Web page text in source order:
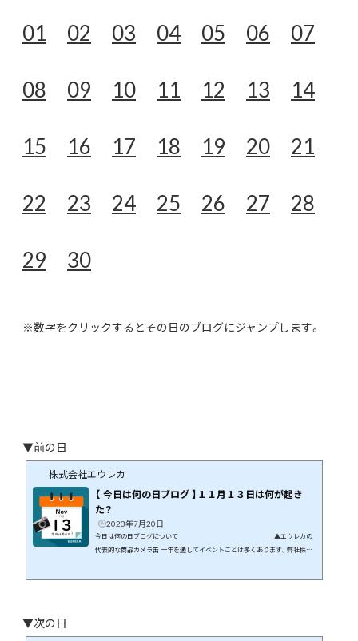
01 02 03 04 05 06
07
08
09 10 11 12 13
14
15
16 17 18 19 20
21
22
23 24 25 26 27
28
29
30
※数字をクリックするとその日のブログにジャンプします。
▼前の日
株式会社エウレカ
【 今日は何の日ブログ 】１１月１３日は何が起き
た？
2023年7月20日
今日は何の日ブログについて ▲エウレカの
代表的な商品カメラ缶 一年を通してイベントごとは多くあります。弊社株式
▼次の日